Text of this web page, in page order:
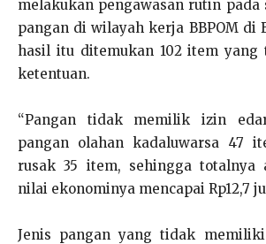
melakukan pengawasan rutin pada
pangan di wilayah kerja BBPOM di
hasil itu ditemukan 102 item yang
ketentuan.
“Pangan tidak memilik izin
pangan olahan kadaluwarsa 47
rusak 35 item, sehingga totalnya
nilai ekonominya mencapai Rp12,7
Jenis pangan yang tidak